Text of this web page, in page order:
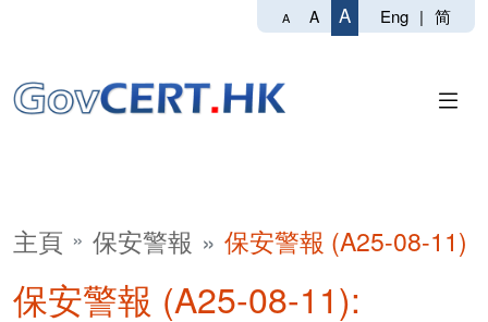
A A A Eng | 简
主頁 保安警報 保安警報 (A25-08-11)
保安警報 (A25-08-11):